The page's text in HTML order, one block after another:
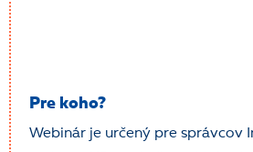
Pre koho?
Webinár je určený pre správcov